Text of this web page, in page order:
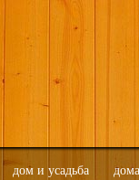
дом и усадьба